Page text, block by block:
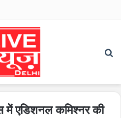
में एडिशनल कमिश्नर की